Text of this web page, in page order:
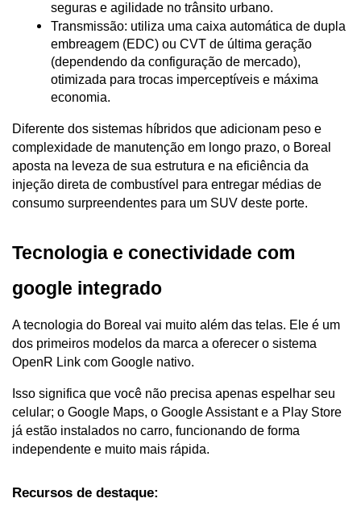
seguras e agilidade no trânsito urbano.
Transmissão: utiliza uma caixa automática de dupla
embreagem (EDC) ou CVT de última geração
(dependendo da configuração de mercado),
otimizada para trocas imperceptíveis e máxima
economia.
Diferente dos sistemas híbridos que adicionam peso e
complexidade de manutenção em longo prazo, o Boreal
aposta na leveza de sua estrutura e na eficiência da
injeção direta de combustível para entregar médias de
consumo surpreendentes para um SUV deste porte.
Tecnologia e conectividade com
google integrado
A tecnologia do Boreal vai muito além das telas. Ele é um
dos primeiros modelos da marca a oferecer o sistema
OpenR Link com Google nativo.
Isso significa que você não precisa apenas espelhar seu
celular; o Google Maps, o Google Assistant e a Play Store
já estão instalados no carro, funcionando de forma
independente e muito mais rápida.
Recursos de destaque: